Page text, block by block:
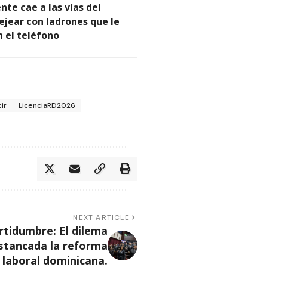
cae a las vías del
con ladrones que le
el teléfono
LicenciaRD2026
NEXT ARTICLE
El dilema
la reforma
laboral dominicana.